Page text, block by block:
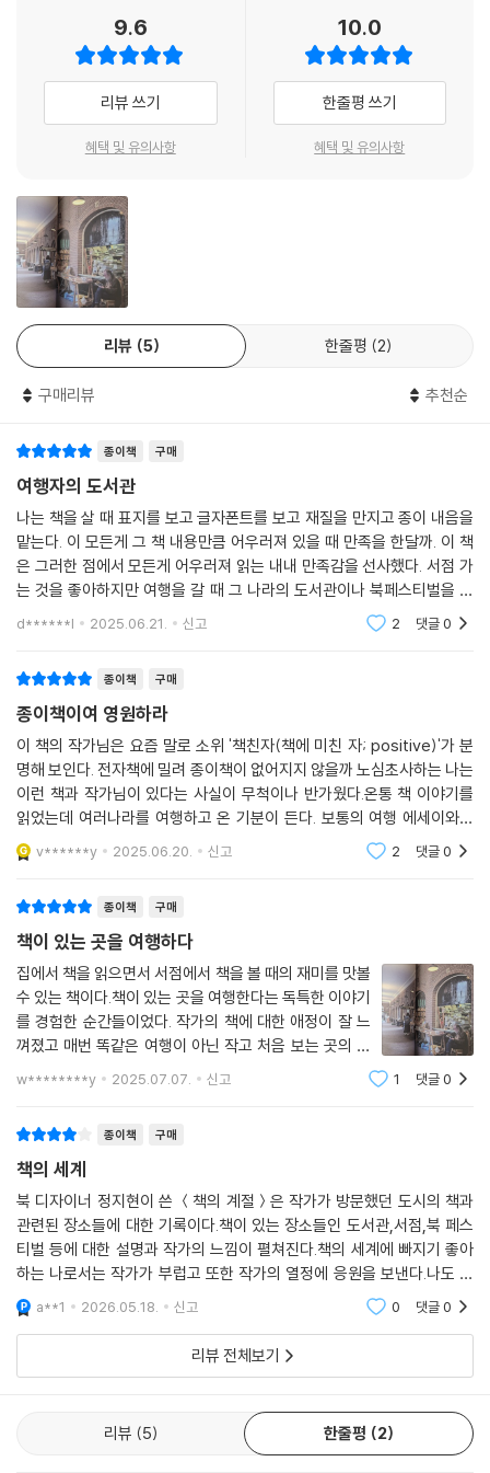
당황한 나를 보며 사장님과 직원은 그저 환하게 웃을 뿐 다른 말이 없다.
--- p.326
멀리서 본 도서관은 온통 초록색 건물에 초록색 식물이라 식물원에 가까워
보인다. 도서관 속 정원인지 정원 속 도서관인지 구분이 모호한데, 도서관
옥상에서는 식물을 키우고 도서관 내에서는 사람을 키우는 걸까? 양쪽 다
--- p.341
을 덮자마자 항공사 검색창을 열고 있을지 모른다.
- 박산호 (소설가, 번역가)
9.6
리뷰 쓰기
혜택 및 유의사항
10.0
한줄평 쓰기
혜택 및 유의사항
리뷰 5 한줄평 2
구매리뷰 추천순
종이책 구매
여행자의 도서관
나는 책을 살 때 표지를 보고 글자폰트를 보고 재질을 만지고 종이 내음을
맡는다. 이 모든게 그 책 내용만큼 어우러져 있을 때 만족을 한달까. 이 책
은 그러한 점에서 모든게 어우러져 읽는 내내 만족감을 선사했다. 서점 가
는 것을 좋아하지만 여행을 갈 때 그 나라의 도서관이나 북페스티벌을 가
보겠다는 생각을 해 본적이 없다. 가장 큰 이유는 미술관과는 달리 다른 언
d******l 2025.06.21. 신고 2 댓글0
종이책 구매
종이책이여 영원하라
이 책의 작가님은 요즘 말로 소위 '책친자(책에 미친 자; positive)'가 분
명해 보인다. 전자책에 밀려 종이책이 없어지지 않을까 노심초사하는 나는
이런 책과 작가님이 있다는 사실이 무척이나 반가웠다.온통 책 이야기를
읽었는데 여러나라를 여행하고 온 기분이 든다. 보통의 여행 에세이와는
방문지 자체가 확연히 다른 여행이라 새로운 힐링이었다.
v******y 2025.06.20. 신고 2 댓글0
종이책 구매
책이 있는 곳을 여행하다
집에서 책을 읽으면서 서점에서 책을 볼 때의 재미를 맛볼
수 있는 책이다.책이 있는 곳을 여행한다는 독특한 이야기
를 경험한 순간들이었다. 작가의 책에 대한 애정이 잘 느
껴졌고 매번 똑같은 여행이 아닌 작고 처음 보는 곳의 여
행하는 신선한 경험을 할 수 있었다. 사진이 많이 수록 되
어 있어서 더 실감이 났다.
w********y 2025.07.07. 신고 1 댓글0
종이책 구매
책의 세계
북 디자이너 정지현이 쓴 ＜책의 계절＞은 작가가 방문했던 도시의 책과
관련된 장소들에 대한 기록이다.책이 있는 장소들인 도서관,서점,북 페스
티벌 등에 대한 설명과 작가의 느낌이 펼쳐진다.책의 세계에 빠지기 좋아
하는 나로서는 작가가 부럽고 또한 작가의 열정에 응원을 보낸다.나도 언
젠가 작가처럼 책의 세계에 빠져 헤엄치고 싶다.
a**1 2026.05.18. 신고 0 댓글0
리뷰 전체보기
리뷰 5 한줄평 2